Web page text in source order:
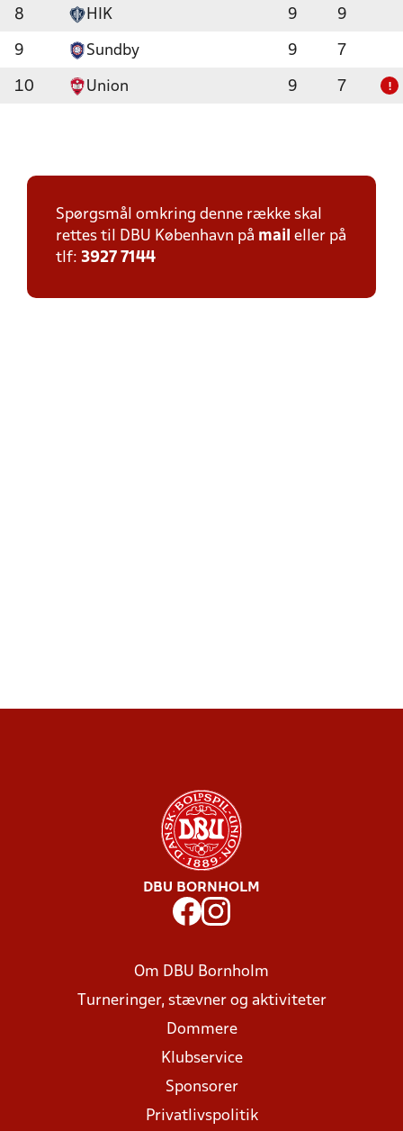
8 HIK 9 9
9 Sundby 9 7
10 Union 9 7 !
Spørgsmål omkring denne række skal
rettes til DBU København på mail eller på
tlf: 3927 7144
DBU BORNHOLM
Om DBU Bornholm
Turneringer, stævner og aktiviteter
Dommere
Klubservice
Sponsorer
Privatlivspolitik